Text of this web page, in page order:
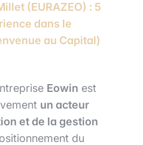
(EURAZEO) : 5
dans le
au Capital)
Eowin est
un acteur
et de la gestion
du